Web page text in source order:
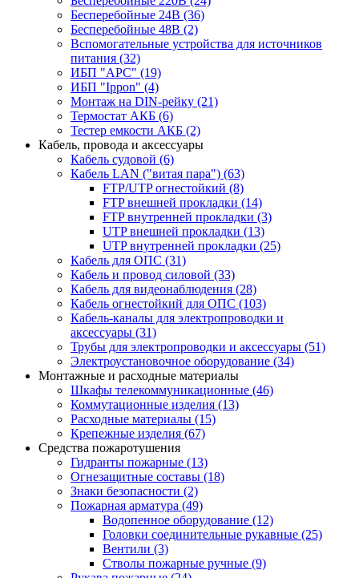
Бесперебойные 24В (36)
Бесперебойные 48В (2)
Вспомогательные устройства для источников
питания (32)
ИБП "APC" (19)
ИБП "Ippon" (4)
Монтаж на DIN-рейку (21)
Термостат АКБ (6)
Тестер емкости АКБ (2)
Кабель, провода и аксессуары
Кабель судовой (6)
Кабель LAN ("витая пара") (63)
FTP/UTP огнестойкий (8)
FTP внешней прокладки (14)
FTP внутренней прокладки (3)
UTP внешней прокладки (13)
UTP внутренней прокладки (25)
Кабель для ОПС (31)
Кабель и провод силовой (33)
Кабель для видеонаблюдения (28)
Кабель огнестойкий для ОПС (103)
Кабель-каналы для электропроводки и
аксессуары (31)
Трубы для электропроводки и аксессуары (51)
Электроустановочное оборудование (34)
Монтажные и расходные материалы
Шкафы телекоммуникационные (46)
Коммутационные изделия (13)
Расходные материалы (15)
Крепежные изделия (67)
Средства пожаротушения
Гидранты пожарные (13)
Огнезащитные составы (18)
Знаки безопасности (2)
Пожарная арматура (49)
Водопенное оборудование (12)
Головки соединительные рукавные (25)
Вентили (3)
Стволы пожарные ручные (9)